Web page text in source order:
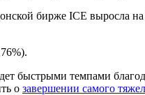
бирже ICE выросла
быстрыми темпами
о завершении самого